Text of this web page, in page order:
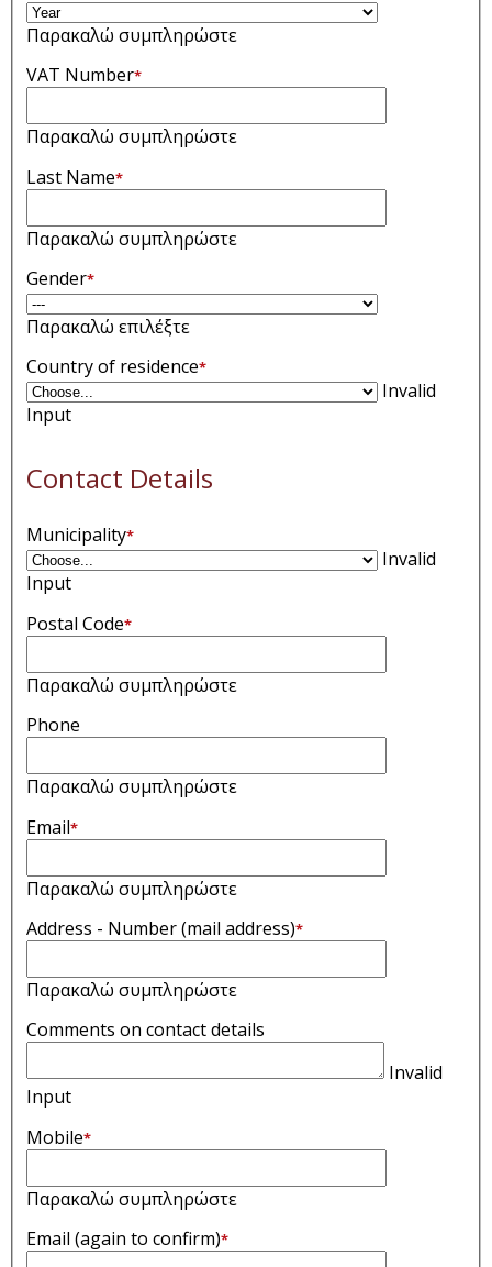
Παρακαλώ συμπληρώστε
VAT Number*
Παρακαλώ συμπληρώστε
Last Name*
Παρακαλώ συμπληρώστε
Gender*
Παρακαλώ επιλέξτε
Country of residence*
Invalid
Input
Contact Details
Municipality*
Invalid
Input
Postal Code*
Παρακαλώ συμπληρώστε
Phone
Παρακαλώ συμπληρώστε
Email*
Παρακαλώ συμπληρώστε
Address - Number (mail address)*
Παρακαλώ συμπληρώστε
Comments on contact details
Invalid
Input
Mobile*
Παρακαλώ συμπληρώστε
Email (again to confirm)*